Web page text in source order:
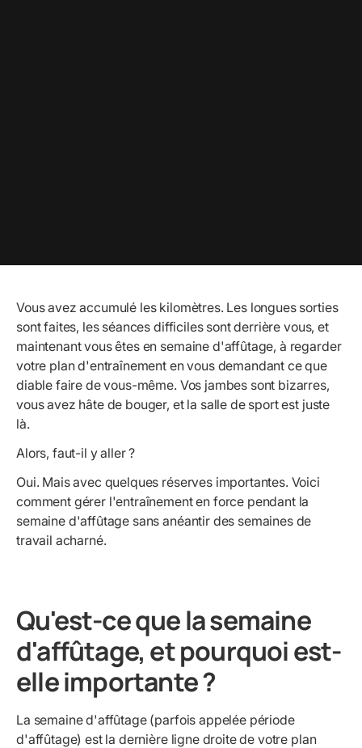
Vous avez accumulé les kilomètres. Les longues sorties
sont faites, les séances difficiles sont derrière vous, et
maintenant vous êtes en semaine d'affûtage, à regarder
votre plan d'entraînement en vous demandant ce que
diable faire de vous-même. Vos jambes sont bizarres,
vous avez hâte de bouger, et la salle de sport est juste
là.
Alors, faut-il y aller ?
Oui. Mais avec quelques réserves importantes. Voici
comment gérer l'entraînement en force pendant la
semaine d'affûtage sans anéantir des semaines de
travail acharné.
Qu'est-ce que la semaine
d'affûtage, et pourquoi est-
elle importante ?
La semaine d'affûtage (parfois appelée période
d'affûtage) est la dernière ligne droite de votre plan